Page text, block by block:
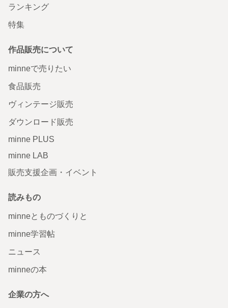
ランキング
特集
作品販売について
minneで売りたい
食品販売
ヴィンテージ販売
ダウンロード販売
minne PLUS
minne LAB
販売支援企画・イベント
読みもの
minneとものづくりと
minne学習帖
ニュース
minneの本
企業の方へ